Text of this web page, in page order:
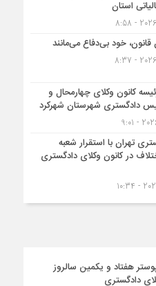
استان
خود بی‌دفاع می‌مانند
کانون وکلای چهارمحال و
دادگستری شهرستان شهرکرد
تهران با استقرار شعبه
در کانون وکلای دادگستری
هفتاد و یکمین سالروز
دادگستری